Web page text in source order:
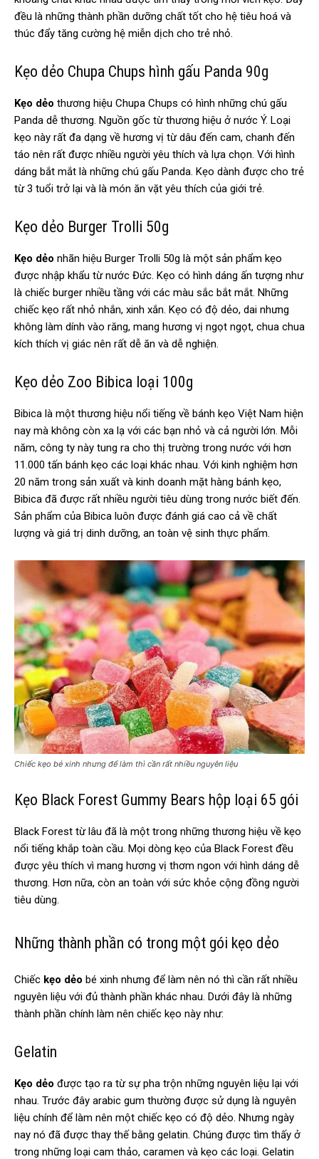
đều là những thành phần dưỡng chất tốt cho hệ tiêu hoá và
thúc đẩy tăng cường hệ miễn dịch cho trẻ nhỏ.
Kẹo dẻo Chupa Chups hình gấu Panda 90g
Kẹo dẻo thương hiệu Chupa Chups có hình những chú gấu
Panda dễ thương. Nguồn gốc từ thương hiệu ở nước Ý. Loại
kẹo này rất đa dạng về hương vị từ dâu đến cam, chanh đến
táo nên rất được nhiều người yêu thích và lựa chọn. Với hình
dáng bắt mắt là những chú gấu Panda. Kẹo dành được cho trẻ
từ 3 tuổi trở lại và là món ăn vặt yêu thích của giới trẻ.
Kẹo dẻo Burger Trolli 50g
Kẹo dẻo nhãn hiệu Burger Trolli 50g là một sản phẩm kẹo
được nhập khẩu từ nước Đức. Kẹo có hình dáng ấn tượng như
là chiếc burger nhiều tầng với các màu sắc bắt mắt. Những
chiếc kẹo rất nhỏ nhắn, xinh xắn. Kẹo có độ dẻo, dai nhưng
không làm dính vào răng, mang hương vị ngọt ngọt, chua chua
kích thích vị giác nên rất dễ ăn và dễ nghiện.
Kẹo dẻo Zoo Bibica loại 100g
Bibica là một thương hiệu nổi tiếng về bánh kẹo Việt Nam hiện
nay mà không còn xa lạ với các bạn nhỏ và cả người lớn. Mỗi
năm, công ty này tung ra cho thị trường trong nước với hơn
11.000 tấn bánh kẹo các loại khác nhau. Với kinh nghiệm hơn
20 năm trong sản xuất và kinh doanh mặt hàng bánh kẹo,
Bibica đã được rất nhiều người tiêu dùng trong nước biết đến.
Sản phẩm của Bibica luôn được đánh giá cao cả về chất
lượng và giá trị dinh dưỡng, an toàn vệ sinh thực phẩm.
Chiếc kẹo bé xinh nhưng để làm thì cần rất nhiều nguyên liệu
Kẹo Black Forest Gummy Bears hộp loại 65 gói
Black Forest từ lâu đã là một trong những thương hiệu về kẹo
nổi tiếng khắp toàn cầu. Mọi dòng kẹo của Black Forest đều
được yêu thích vì mang hương vị thơm ngon với hình dáng dễ
thương. Hơn nữa, còn an toàn với sức khỏe cộng đồng người
tiêu dùng.
Những thành phần có trong một gói kẹo dẻo
Chiếc kẹo dẻo bé xinh nhưng để làm nên nó thì cần rất nhiều
nguyên liệu với đủ thành phần khác nhau. Dưới đây là những
thành phần chính làm nên chiếc kẹo này như:
Gelatin
Kẹo dẻo được tạo ra từ sự pha trộn những nguyên liệu lại với
nhau. Trước đây arabic gum thường được sử dụng là nguyên
liệu chính để làm nên một chiếc kẹo có độ dẻo. Nhưng ngày
nay nó đã được thay thế bằng gelatin. Chúng được tìm thấy ở
trong những loại cam thảo, caramen và kẹo các loại. Gelatin